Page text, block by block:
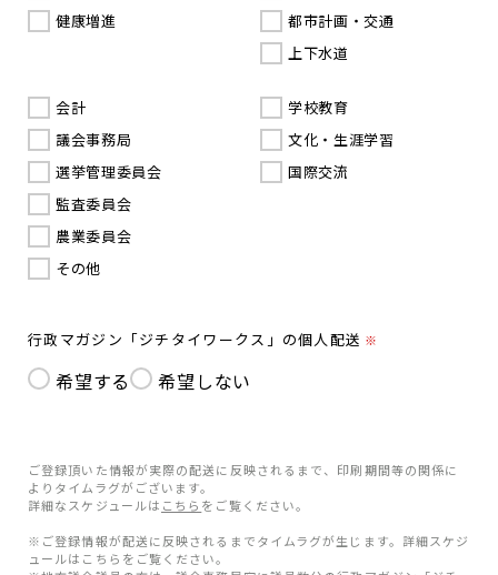
健康増進
都市計画・交通
上下水道
会計
議会事務局
選挙管理委員会
監査委員会
農業委員会
その他
学校教育
文化・生涯学習
国際交流
行政マガジン「ジチタイワークス」の個人配送 ※
希望する 希望しない
ご登録頂いた情報が実際の配送に反映されるまで、印刷期間等の関係に
よりタイムラグがございます。
詳細なスケジュールは こちら をご覧ください。
※ご登録情報が配送に反映されるまでタイムラグが生じます。詳細スケジ
ュールはこちらをご覧ください。